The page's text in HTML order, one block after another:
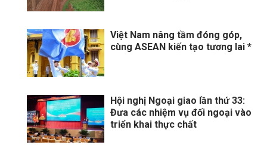
Việt Nam nâng tầm đóng góp,
cùng ASEAN kiến tạo tương lai *
Hội nghị Ngoại giao lần thứ 33:
Đưa các nhiệm vụ đối ngoại vào
triển khai thực chất